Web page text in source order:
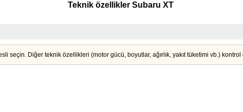
Teknik özellikler Subaru XT
seçin. Diğer teknik özellikleri (motor gücü, boyutlar, ağırlık, yakıt tüketimi vb.)